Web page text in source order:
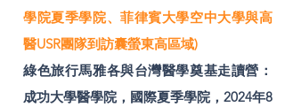
學院夏季學院、菲律賓大學空中大學與高
醫USR團隊到訪囊螢東高區域)
綠色旅行馬雅各與台灣醫學奠基走讀營：
成功大學醫學院，國際夏季學院，2024年8